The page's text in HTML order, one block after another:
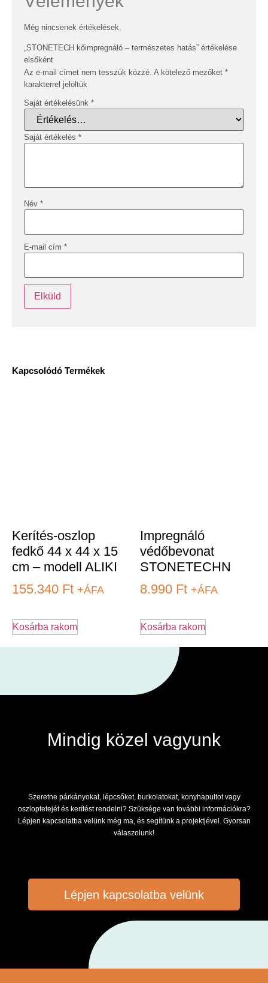
Kapcsolódó Termékek
Kerítés-oszlop
fedkő 44 x 44 x 15
cm – modell ALIKI
155.340 Ft +ÁFA
Kosárba rakom
Impregnáló
védőbevonat
STONETECHN
8.990 Ft +ÁFA
Kosárba rakom
Még nincsenek értékelések.
„STONETECH kőimpregnáló – természetes hatás” értékelése
elsőként
Az e-mail címet nem tesszük közzé. A kötelező mezőket *
karakterrel jelöltük
Saját értékelésünk *
Saját értékelés *
Név *
E-mail cím *
Mindig közel vagyunk
Szeretne párkányokat, lépcsőket, burkolatokat, konyhapultot vagy
oszloptetejét és kerítést rendelni? Szüksége van további információkra?
Lépjen kapcsolatba velünk még ma, és segítünk a projektjével. Gyorsan
válaszolunk!
Lépjen kapcsolatba velünk